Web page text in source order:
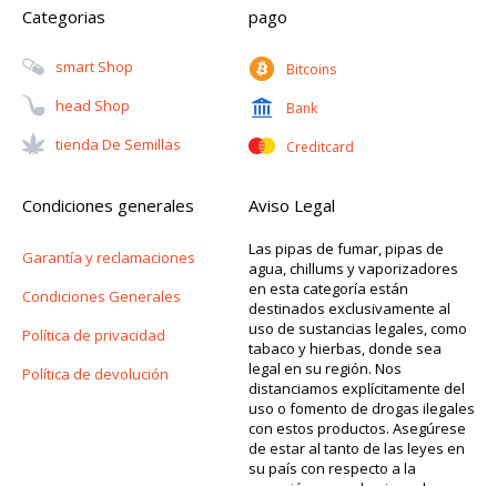
Categorias
Smart Shop
Head Shop
Tienda De Semillas
pago
Bitcoins
Bank
Creditcard
Condiciones generales
Garantía y reclamaciones
Condiciones Generales
Política de privacidad
Política de devolución
Aviso Legal
Las pipas de fumar, pipas de
agua, chillums y vaporizadores
en esta categoría están
destinados exclusivamente al
uso de sustancias legales, como
tabaco y hierbas, donde sea
legal en su región. Nos
distanciamos explícitamente del
uso o fomento de drogas ilegales
con estos productos. Asegúrese
de estar al tanto de las leyes en
su país con respecto a la